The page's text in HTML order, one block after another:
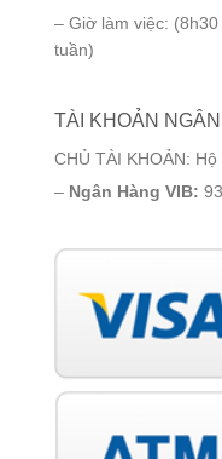
– Giờ làm việc:
tuần)
TÀI KHOẢN
CHỦ TÀI KHOẢN:
– Ngân Hàng VIB: